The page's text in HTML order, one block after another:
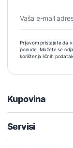
Prijavom pristajete da
ponude. Možete se
korištenja ličnih
Kupovina
Servisi